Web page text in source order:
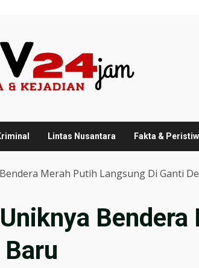
Lintas Nusantara Fakta &
Merah Putih Langsung Di Ganti